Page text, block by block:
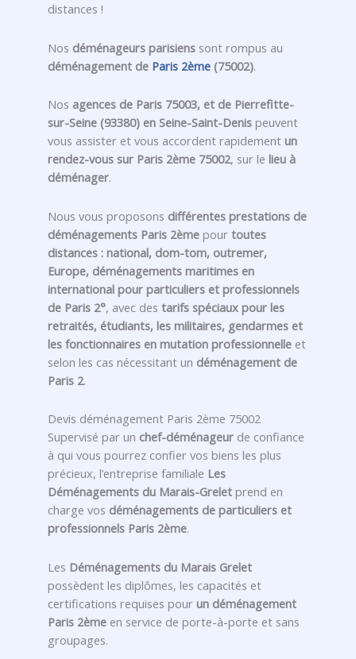
distances !
Nos déménageurs parisiens sont rompus au
déménagement de Paris 2ème (75002).
Nos agences de Paris 75003, et de Pierrefitte-
sur-Seine (93380) en Seine-Saint-Denis peuvent
vous assister et vous accordent rapidement un
rendez-vous sur Paris 2ème 75002, sur le lieu à
déménager.
Nous vous proposons différentes prestations de
déménagements Paris 2ème pour toutes
distances : national, dom-tom, outremer,
Europe, déménagements maritimes en
international pour particuliers et professionnels
de Paris 2°, avec des tarifs spéciaux pour les
retraités, étudiants, les militaires, gendarmes et
les fonctionnaires en mutation professionnelle et
selon les cas nécessitant un déménagement de
Paris 2.
Devis déménagement Paris 2ème 75002
Supervisé par un chef-déménageur de confiance
à qui vous pourrez confier vos biens les plus
précieux, l’entreprise familiale Les
Déménagements du Marais-Grelet prend en
charge vos déménagements de particuliers et
professionnels Paris 2ème.
Les Déménagements du Marais Grelet
possèdent les diplômes, les capacités et
certifications requises pour un déménagement
Paris 2ème en service de porte-à-porte et sans
groupages.